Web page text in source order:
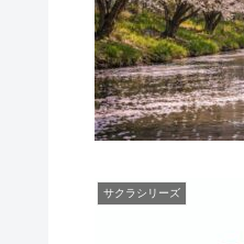
サクラシリーズ